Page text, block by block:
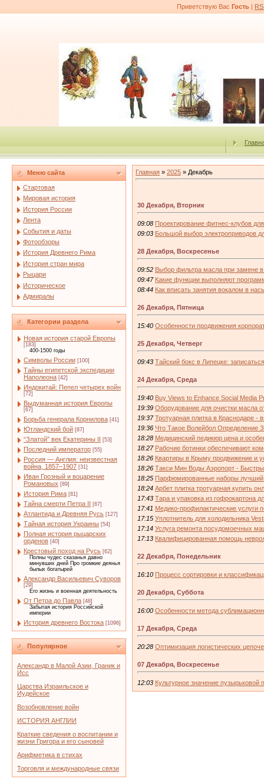
Приветствую Вас Гость |
Меню сайта
Стартовая
Мировая история
История России
Лента
События и даты
Фотообзоры
История Древнего Рима
История стран мира
Рыцари
Историческое
Адмиралы
Категории раздела
Новая история старой Европы
[183]
400-1500 годы
Символы России [100]
Тайны египетской экспедиции
Наполеона [42]
Индокитай: Пепел четырех войн
[72]
Выдуманная история Европы
[67]
Борьба генерала Корнилова [41]
Ютландский бой [87]
“Златой” век Екатерины II [53]
Последний император [55]
Россия — Англия: неизвестная
война, 1857–1907 [31]
Иван Грозный и воцарение
Романовых [89]
История Рима [81]
Тайна смерти Петра II [67]
Атлантида и Древняя Русь [127]
Тайная история Украины [54]
Полная история рыцарских
орденов [40]
Крестовый поход на Русь [62]
Полны чудес сказанья давно
минувших дней Про громкие деянья
былых богатырей
Александр Васильевич Суворов
[29]
Его жизнь и военная деятельность
От Петра до Павла [48]
Забытая история Российской
империи
История древнего Востока [1096]
Популярное
Александр в Малой Азии, Граник и
Исс
Царства Израильское и
Иудейское
Возобновление войн
ИСТОРИЯ АНГЛИИ
Краткие сведения о воспитании и
жизни Григора и его сыновей
Арифметика в стихах
Торговля и международные связи
Главная » 2025 » Декабрь
30 Декабря, Вторник
09:08 Проектирование фитнес-клубов
09:03 Большой выбор электроприводов
28 Декабря, Воскресенье
09:52 Выбор фильтра масла при замене
09:47 Какие функции выполняют
08:44 Как вписать занятия вокалом в
26 Декабря, Пятница
15:40 Особенности продвижения
25 Декабря, Четверг
09:43 Тайский бокс в Липецке:
24 Декабря, Среда
19:40 Buy Views to Enhance Social Media
19:39 Оборудование для очистки масла
19:37 Тротуарная плитка в Краснодаре -
19:36 Что Такое Волейбол Определение
18:28 Медицинский педикюр цена и
18:27 Рабочие ботинки обеспечивают
18:26 Квартиры в Крыму продвижение и
18:26 Такси Мин Воды Аэропорт -
18:25 Парфюмированные наборы лучший
18:24 Арбет плитка тротуарная купить
17:43 Тара и упаковка из гофрокартона
17:41 Медико-профилактические услуги
17:15 Уплотнитель для холодильника
17:14 Услуга ремонта посудомоечных
17:13 Квалифицированная помощь
22 Декабря, Понедельник
16:10 Процесс сортировки и
20 Декабря, Суббота
16:00 Особенности метода
17 Декабря, Среда
20:28 Оптимизация логистических
07 Декабря, Воскресенье
12:03 Культурное значение пузырьковой